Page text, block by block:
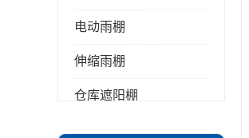
电动雨棚
伸缩雨棚
仓库遮阳棚